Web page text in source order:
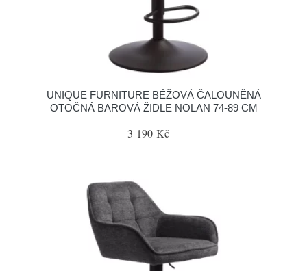
UNIQUE FURNITURE BÉŽOVÁ ČALOUNĚNÁ
OTOČNÁ BAROVÁ ŽIDLE NOLAN 74-89 CM
3 190 Kč